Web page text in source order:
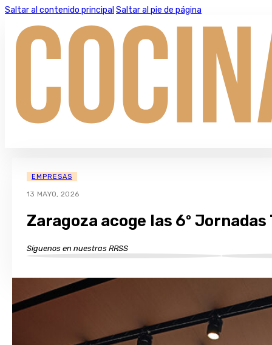
Saltar al contenido principal Saltar al pie de página
EMPRESAS
13 MAYO, 2026
Zaragoza acoge las 6º
Síguenos en nuestras RRSS